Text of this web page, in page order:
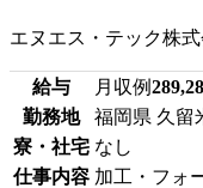
エヌエス・テック株
給与 月収例
勤務地
福岡県 久留
寮・社宅 なし
仕事内容 加工・フォ